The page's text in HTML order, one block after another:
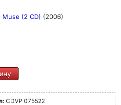
Muse (2 CD) (2006)
CDVP 075522